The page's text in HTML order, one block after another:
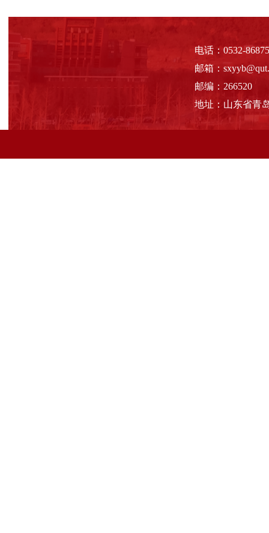
电话：0532-
邮箱：
邮编：266520
地址：山东省青